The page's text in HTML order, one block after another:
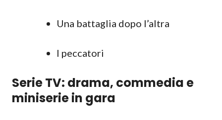
Una battaglia dopo l’altra
I peccatori
Serie TV: drama, commedia e
miniserie in gara